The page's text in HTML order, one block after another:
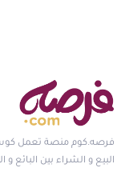
فرصه.كوم منصة تعمل
البيع و الشراء بين